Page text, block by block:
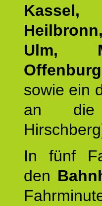
Ulm,
sowie ein
an die
In fünf
den